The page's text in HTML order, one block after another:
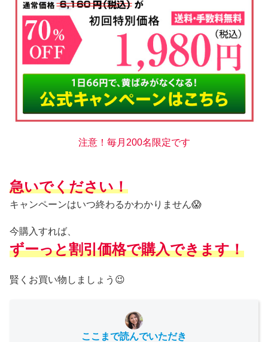
注意！毎月200名限定です
急いでください！
キャンペーンはいつ終わるかわかりません😱
今購入すれば、
ずーっと割引価格で購入できます！
賢くお買い物しましょう😉
ここまで読んでいただき